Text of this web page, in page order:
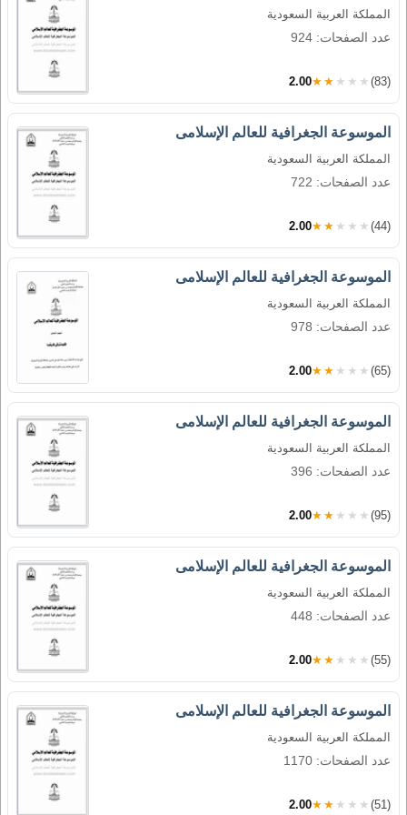
المملكة العربية السعودية
عدد الصفحات: 924
2.00★★★★★ (83)
الموسوعة الجغرافية للعالم الإسلامى
المملكة العربية السعودية
عدد الصفحات: 722
2.00★★★★★ (44)
الموسوعة الجغرافية للعالم الإسلامى
المملكة العربية السعودية
عدد الصفحات: 978
2.00★★★★★ (65)
الموسوعة الجغرافية للعالم الإسلامى
المملكة العربية السعودية
عدد الصفحات: 396
2.00★★★★★ (95)
الموسوعة الجغرافية للعالم الإسلامى
المملكة العربية السعودية
عدد الصفحات: 448
2.00★★★★★ (55)
الموسوعة الجغرافية للعالم الإسلامى
المملكة العربية السعودية
عدد الصفحات: 1170
2.00★★★★★ (51)